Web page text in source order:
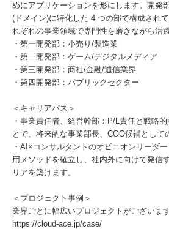
めにアプリケーションを形にします。開発
(ドメイン)に特化した 4 つの部で構成され
れぞれの事業領域で専門性を磨きながら活
・第一開発部：小売り/製造業
・第二開発部：ゲーム/デジタルメディア
・第三開発部：商社/金融/通信業界
・第四開発部：パブリックセクター
＜キャリアパス＞
・事業責任者、経営幹部：P/L責任と戦略
とで、将来的な事業部長、COO候補として
・AI×コンサルタントのオピニオンリーダ
用メソッドを確立し、社内外に向けて発信
リアを築けます。
＜プロジェクト事例＞
業界ごとに幅広いプロジェクトがございま
https://cloud-ace.jp/case/